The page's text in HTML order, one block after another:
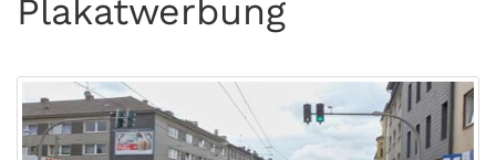
Plakatwerbung